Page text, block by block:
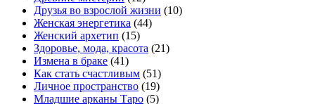
Друзья во взрослой жизни (10)
Женская энергетика (44)
Женский архетип (15)
Здоровье, мода, красота (21)
Измена в браке (41)
Как стать счастливым (51)
Личное пространство (19)
Младшие арканы Таро (5)